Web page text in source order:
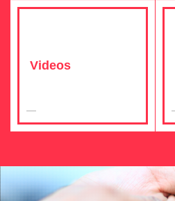
Videos